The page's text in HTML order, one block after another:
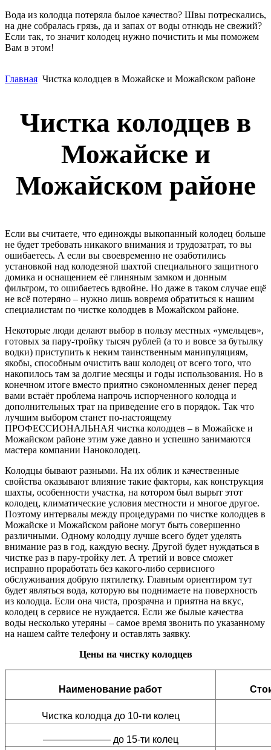
Вода из колодца потеряла былое качество? Швы потрескались,
на дне собралась грязь, да и запах от воды отнюдь не свежий?
Если так, то значит колодец нужно почистить и мы поможем
Вам в этом!
Главная Чистка колодцев в Можайске и Можайском районе
Чистка колодцев в
Можайске и
Можайском районе
Если вы считаете, что единожды выкопанный колодец больше
не будет требовать никакого внимания и трудозатрат, то вы
ошибаетесь. А если вы своевременно не озаботились
установкой над колодезной шахтой специального защитного
домика и оснащением её глиняным замком и донным
фильтром, то ошибаетесь вдвойне. Но даже в таком случае ещё
не всё потеряно – нужно лишь вовремя обратиться к нашим
специалистам по чистке колодцев в Можайском районе.
Некоторые люди делают выбор в пользу местных «умельцев»,
готовых за пару-тройку тысяч рублей (а то и вовсе за бутылку
водки) приступить к неким таинственным манипуляциям,
якобы, способным очистить ваш колодец от всего того, что
накопилось там за долгие месяцы и годы использования. Но в
конечном итоге вместо приятно сэкономленных денег перед
вами встаёт проблема напрочь испорченного колодца и
дополнительных трат на приведение его в порядок. Так что
лучшим выбором станет по-настоящему
ПРОФЕССИОНАЛЬНАЯ чистка колодцев – в Можайске и
Можайском районе этим уже давно и успешно занимаются
мастера компании Наноколодец.
Колодцы бывают разными. На их облик и качественные
свойства оказывают влияние такие факторы, как конструкция
шахты, особенности участка, на котором был вырыт этот
колодец, климатические условия местности и многое другое.
Поэтому интервалы между процедурами по чистке колодцев в
Можайске и Можайском районе могут быть совершенно
различными. Одному колодцу лучше всего будет уделять
внимание раз в год, каждую весну. Другой будет нуждаться в
чистке раз в пару-тройку лет. А третий и вовсе сможет
исправно проработать без какого-либо сервисного
обслуживания добрую пятилетку. Главным ориентиром тут
будет являться вода, которую вы поднимаете на поверхность
из колодца. Если она чиста, прозрачна и приятна на вкус,
колодец в сервисе не нуждается. Если же былые качества
воды несколько утеряны – самое время звонить по указанному
на нашем сайте телефону и оставлять заявку.
Цены на чистку колодцев
Наименование работ
Чистка колодца до 10-ти колец
——————— до 15-ти колец